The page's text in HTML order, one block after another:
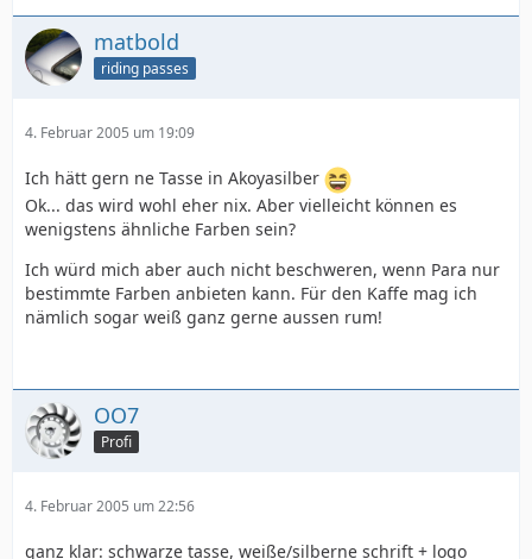
matbold
riding passes
4. Februar 2005 um 19:09
Ich hätt gern ne Tasse in Akoyasilber
Ok... das wird wohl eher nix. Aber vielleicht können es
wenigstens ähnliche Farben sein?
Ich würd mich aber auch nicht beschweren, wenn Para nur
bestimmte Farben anbieten kann. Für den Kaffe mag ich
nämlich sogar weiß ganz gerne aussen rum!
OO7
Profi
4. Februar 2005 um 22:56
ganz klar: schwarze tasse, weiße/silberne schrift + logo